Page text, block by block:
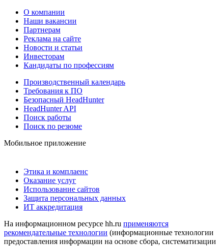
О компании
Наши вакансии
Партнерам
Реклама на сайте
Новости и статьи
Инвесторам
Кандидаты по профессиям
Производственный календарь
Требования к ПО
Безопасный HeadHunter
HeadHunter API
Поиск работы
Поиск по резюме
Мобильное приложение
Этика и комплаенс
Оказание услуг
Использование сайтов
Защита персональных данных
ИТ аккредитация
На информационном ресурсе hh.ru применяются
рекомендательные технологии (информационные технологии
предоставления информации на основе сбора, систематизации